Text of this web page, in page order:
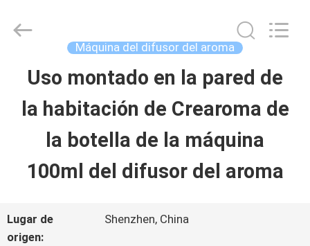
HOGAR
PRODUCTOS
VIDEOS
VR
Water
Meter
Developed
Máquina del difusor del aroma
Uso montado en la pared de
la habitación de Crearoma de
la botella de la máquina
100ml del difusor del aroma
Lugar de
origen:
Shenzhen, China